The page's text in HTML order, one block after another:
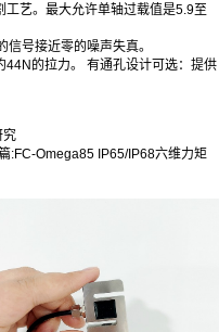
艺。最大允许单轴过载值是5.9至
信号接近零的噪声失真。
的拉力。 有通孔设计可选：提供
究
:FC-Omega85 IP65/IP68六维力矩